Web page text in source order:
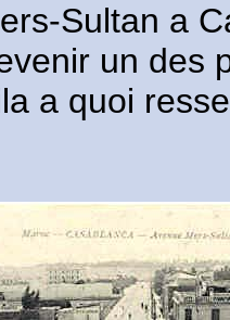
Sultan a
un des
a quoi